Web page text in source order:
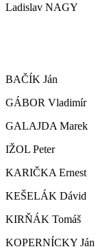
Ladislav NAGY
BAČÍK Ján
GÁBOR Vladimír
GALAJDA Marek
IŽOL Peter
KARIČKA Ernest
KEŠELÁK Dávid
KIRŇÁK Tomáš
KOPERNÍCKY Ján